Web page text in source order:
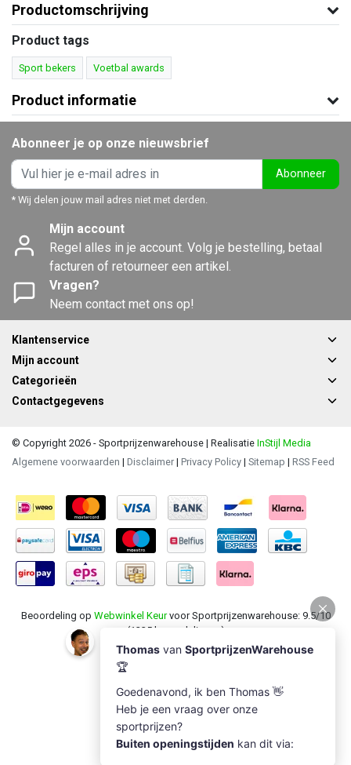
Productomschrijving
Product tags
Sport bekers Voetbal awards
Product informatie
Abonneer je op onze nieuwsbrief
Abonneer
* Wij delen jouw mail adres niet met derden.
Mijn account
Regel alles in je account. Volg je bestelling, betaal
facturen of retourneer een artikel.
Vragen?
Neem contact met ons op!
Klantenservice
Mijn account
Categorieën
Contactgegevens
© Copyright 2026 - Sportprijzenwarehouse | Realisatie InStijl Media
Algemene voorwaarden | Disclaimer | Privacy Policy | Sitemap | RSS Feed
Beoordeling op Webwinkel Keurvoor Sportprijzenwarehouse: 9.5/10
(1235 beoordelingen)